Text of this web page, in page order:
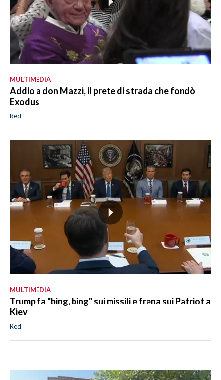
MULTIMEDIA
Addio a don Mazzi, il prete di strada che fondò
Exodus
Red
MULTIMEDIA
Trump fa "bing, bing" sui missili e frena sui Patriot a
Kiev
Red